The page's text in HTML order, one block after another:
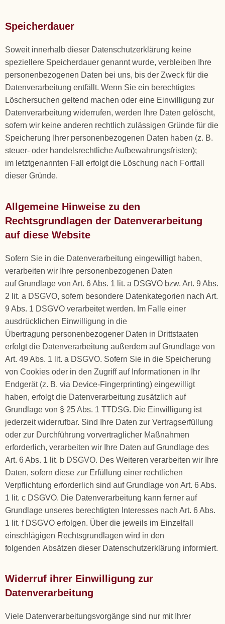
Speicherdauer
Soweit innerhalb dieser Datenschutzerklärung keine
speziellere Speicherdauer genannt wurde, verbleiben Ihre
personenbezogenen Daten bei uns, bis der Zweck für die
Datenverarbeitung entfällt. Wenn Sie ein berechtigtes
Löschersuchen geltend machen oder eine Einwilligung zur
Datenverarbeitung widerrufen, werden Ihre Daten gelöscht,
sofern wir keine anderen rechtlich zulässigen Gründe für die
Speicherung Ihrer personenbezogenen Daten haben (z. B.
steuer- oder handelsrechtliche Aufbewahrungsfristen);
im letztgenannten Fall erfolgt die Löschung nach Fortfall
dieser Gründe.
Allgemeine Hinweise zu den
Rechtsgrundlagen der Datenverarbeitung
auf diese Website
Sofern Sie in die Datenverarbeitung eingewilligt haben,
verarbeiten wir Ihre personenbezogenen Daten
auf Grundlage von Art. 6 Abs. 1 lit. a DSGVO bzw. Art. 9 Abs.
2 lit. a DSGVO, sofern besondere Datenkategorien nach Art.
9 Abs. 1 DSGVO verarbeitet werden. Im Falle einer
ausdrücklichen Einwilligung in die
Übertragung personenbezogener Daten in Drittstaaten
erfolgt die Datenverarbeitung außerdem auf Grundlage von
Art. 49 Abs. 1 lit. a DSGVO. Sofern Sie in die Speicherung
von Cookies oder in den Zugriff auf Informationen in Ihr
Endgerät (z. B. via Device-Fingerprinting) eingewilligt
haben, erfolgt die Datenverarbeitung zusätzlich auf
Grundlage von § 25 Abs. 1 TTDSG. Die Einwilligung ist
jederzeit widerrufbar. Sind Ihre Daten zur Vertragserfüllung
oder zur Durchführung vorvertraglicher Maßnahmen
erforderlich, verarbeiten wir Ihre Daten auf Grundlage des
Art. 6 Abs. 1 lit. b DSGVO. Des Weiteren verarbeiten wir Ihre
Daten, sofern diese zur Erfüllung einer rechtlichen
Verpflichtung erforderlich sind auf Grundlage von Art. 6 Abs.
1 lit. c DSGVO. Die Datenverarbeitung kann ferner auf
Grundlage unseres berechtigten Interesses nach Art. 6 Abs.
1 lit. f DSGVO erfolgen. Über die jeweils im Einzelfall
einschlägigen Rechtsgrundlagen wird in den
folgenden Absätzen dieser Datenschutzerklärung informiert.
Widerruf ihrer Einwilligung zur
Datenverarbeitung
Viele Datenverarbeitungsvorgänge sind nur mit Ihrer